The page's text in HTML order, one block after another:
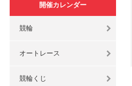
開催カレンダー
競輪
オートレース
競輪くじ